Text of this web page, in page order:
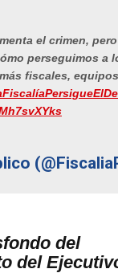
el crimen,
perseguimos a
fiscales,
del
del